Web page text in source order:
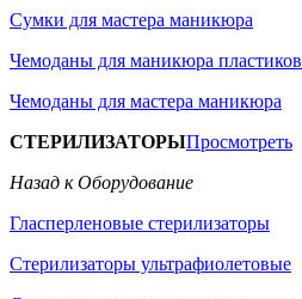
Сумки для мастера маникюра
Чемоданы для маникюра
Чемоданы для мастера маникюра
СТЕРИЛИЗАТОРЫПросмотреть
Назад к Оборудование
Гласперленовые стерилизаторы
Стерилизаторы ультрафиолетовые